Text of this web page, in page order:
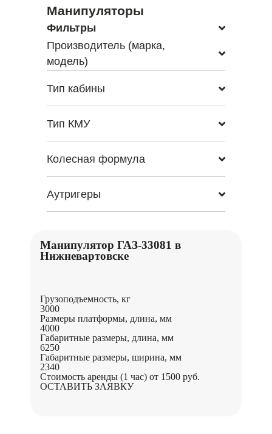
Манипуляторы
Фильтры
Производитель (марка,
модель)
Тип кабины
Тип КМУ
Колесная формула
Аутригеры
Манипулятор ГАЗ-33081 в
Нижневартовске
Грузоподъемность, кг
3000
Размеры платформы, длина, мм
4000
Габаритные размеры, длина, мм
6250
Габаритные размеры, ширина, мм
2340
Стоимость аренды (1 час) от 1500 руб.
ОСТАВИТЬ ЗАЯВКУ